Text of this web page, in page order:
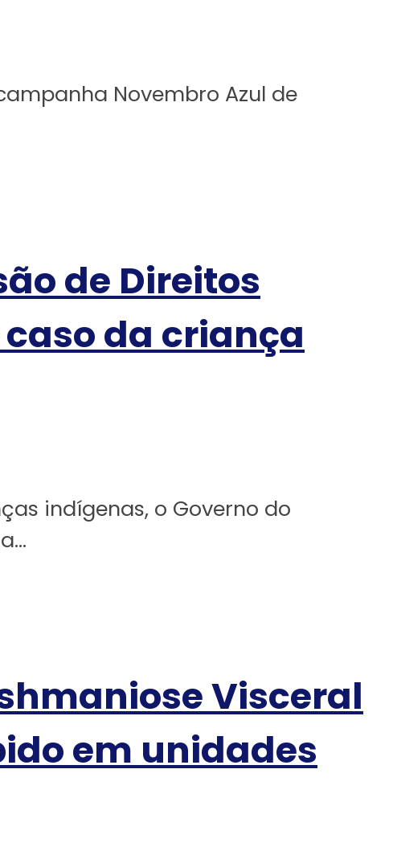
Novembro Azul de
de Direitos
da criança
indígenas, o Governo do
Visceral
em unidades